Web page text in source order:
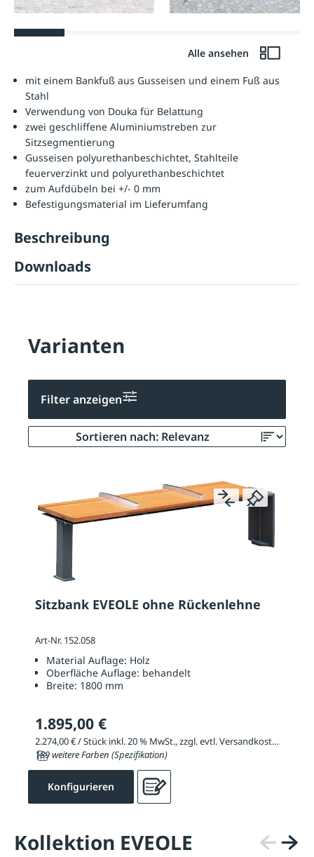
Alle ansehen
mit einem Bankfuß aus Gusseisen und einem Fuß aus
Stahl
Verwendung von Douka für Belattung
zwei geschliffene Aluminiumstreben zur
Sitzsegmentierung
Gusseisen polyurethanbeschichtet, Stahlteile
feuerverzinkt und polyurethanbeschichtet
zum Aufdübeln bei +/- 0 mm
Befestigungsmaterial im Lieferumfang
Beschreibung
Downloads
Varianten
Filter anzeigen
Sitzbank EVEOLE ohne Rückenlehne
Art-Nr. 152.058
Material Auflage: Holz
Oberfläche Auflage: behandelt
Breite: 1800 mm
1.895,00 €
2.274,00 € / Stück inkl. 20 % MwSt., zzgl. evtl. Versandkosten
189 weitere Farben (Spezifikation)
Konfigurieren
Kollektion EVEOLE